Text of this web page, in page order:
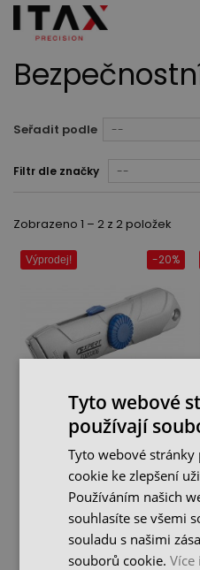
Seřadit podle --
Filtr dle značky --
Zobrazeno 1 – 2 z 2 položek
Výprodej!
Bezpečnostní nůž Tona
skladem 1 ks
196 Kč245 Kč
-20%
cena bez DPH
DO KOŠÍKU
Tyto webové
používají
Tyto webové
cookie ke zlepšení
Používáním našich
souhlasíte se všemi
souladu s našimi
souborů cookie.